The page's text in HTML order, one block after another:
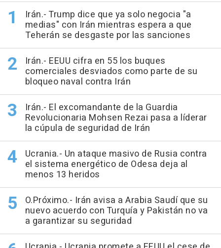
Irán.- Trump dice que ya solo negocia "a
medias" con Irán mientras espera a que
Teherán se desgaste por las sanciones
Irán.- EEUU cifra en 55 los buques
comerciales desviados como parte de su
bloqueo naval contra Irán
Irán.- El excomandante de la Guardia
Revolucionaria Mohsen Rezai pasa a líderar
la cúpula de seguridad de Irán
Ucrania.- Un ataque masivo de Rusia contra
el sistema energético de Odesa deja al
menos 13 heridos
O.Próximo.- Irán avisa a Arabia Saudí que su
nuevo acuerdo con Turquía y Pakistán no va
a garantizar su seguridad